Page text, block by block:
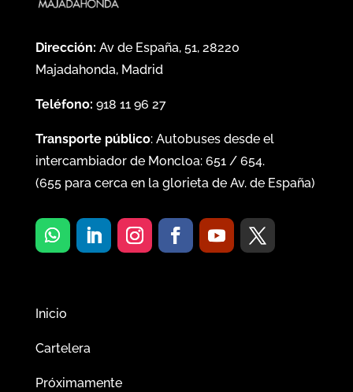
Dirección: Av de España, 51, 28220
Majadahonda, Madrid
Teléfono: 918 11 96 27
Transporte público: Autobuses desde el
intercambiador de Moncloa: 651/ 654.
(655para cerca en la glorieta de Av. de España)
Inicio
Cartelera
Próximamente